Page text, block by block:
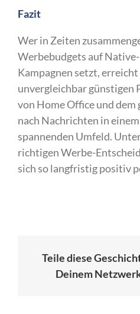
Fazit
Wer in Zeiten
Werbebudgets auf
Kampagnen setzt, erreicht
unvergleichbar günstigen
von Home Office und
nach Nachrichten in
spannenden Umfeld.
richtigen Werbe-
sich so langfristig positiv
Teile diese
Deinem